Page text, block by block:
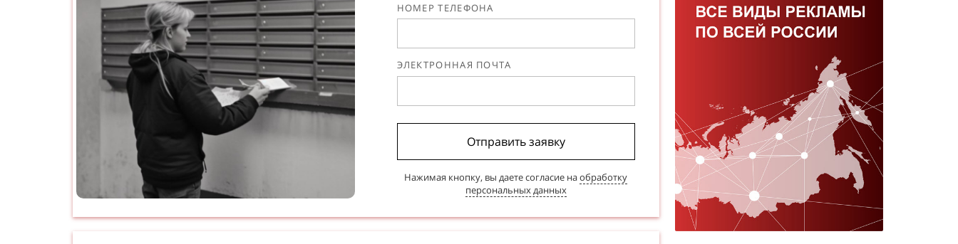
НОМЕР ТЕЛЕФОНА
ЭЛЕКТРОННАЯ ПОЧТА
Отправить заявку
Нажимая кнопку, вы даете согласие наобработку
персональных данных